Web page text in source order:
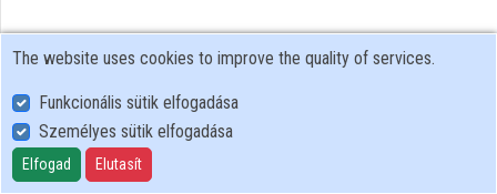
User Policy
Adatkezelési tájékoztató (en)
Cookie Policy
The website uses cookies to improve the quality of services.
Funkcionális sütik elfogadása
Személyes sütik elfogadása
Elfogad Elutasít